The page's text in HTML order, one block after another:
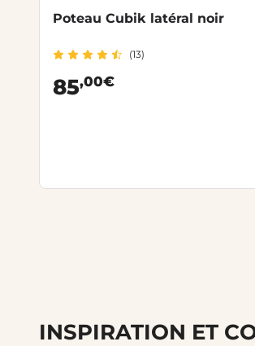
Poteau Cubik latéral noir
(13)
85,00€
INSPIRATION ET